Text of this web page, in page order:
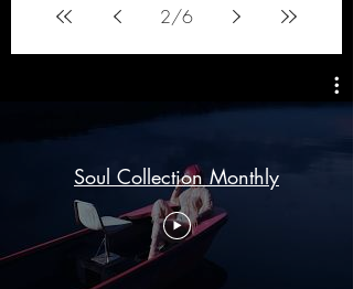
2/6
Soul Collection Monthly